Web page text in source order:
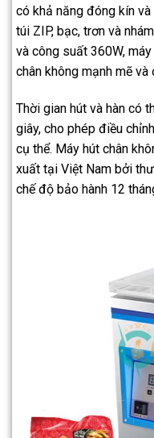
có khả năng đóng kín
túi ZIP, bạc, trơn và
và công suất 360W,
chân không mạnh mẽ và
Thời gian hút và hàn có
giây, cho phép điều
cụ thể. Máy hút chân
xuất tại Việt Nam bởi
chế độ bảo hành 12